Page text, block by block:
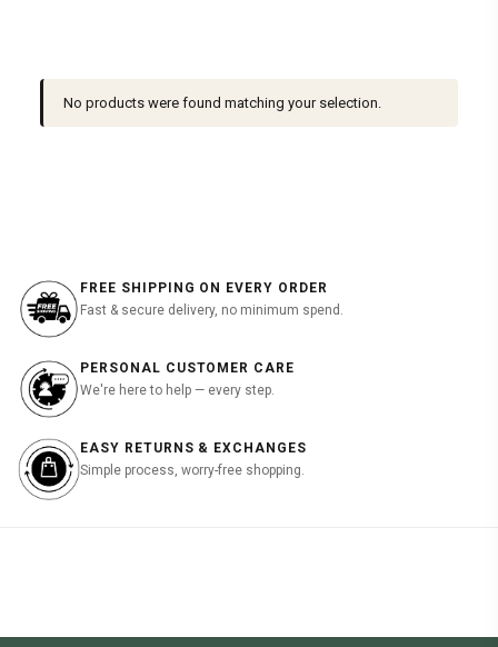
No products were found matching your selection.
FREE SHIPPING ON EVERY ORDER
Fast & secure delivery, no minimum spend.
PERSONAL CUSTOMER CARE
We're here to help — every step.
EASY RETURNS & EXCHANGES
Simple process, worry-free shopping.